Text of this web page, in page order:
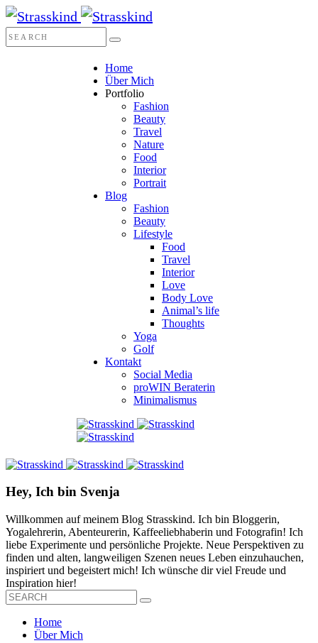
Home
Über Mich
Portfolio
Fashion
Beauty
Travel
Nature
Food
Interior
Portrait
Blog
Fashion
Beauty
Lifestyle
Food
Travel
Interior
Love
Body Love
Animal’s life
Thoughts
Yoga
Golf
Kontakt
Social Media
proWIN Beraterin
Minimalismus
Hey, Ich bin Svenja
Willkommen auf meinem Blog Strasskind. Ich bin Bloggerin,
Yogalehrerin, Abenteurerin, Kaffeeliebhaberin und Fotografin! Ich
liebe Experimente und persönliche Projekte. Neue Perspektiven zu
finden und alten, langweiligen Szenen neues Leben einzuhauchen,
inspiriert und begeistert mich! Ich wünsche dir viel Freude und
Inspiration hier!
Home
Über Mich